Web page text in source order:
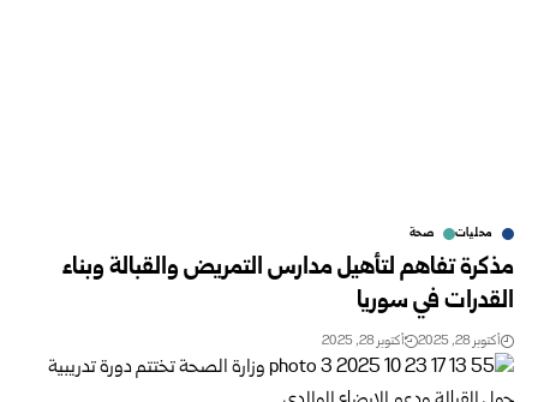
محليات صحة
مذكرة تفاهم لتأهيل مدارس التمريض والقبالة وبناء
القدرات في سوريا
أكتوبر 28, 2025 أكتوبر 28, 2025